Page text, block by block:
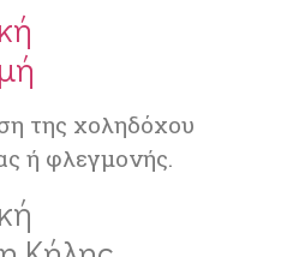
της χοληδόχου
ή φλεγμονής.